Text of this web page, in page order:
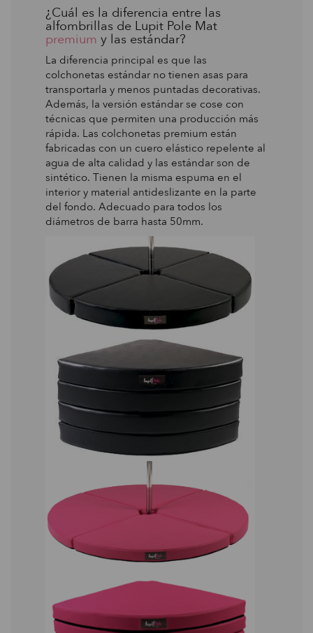
¿Cuál es la diferencia entre las
alfombrillas de Lupit Pole Mat
premium y las estándar?
La diferencia principal es que las
colchonetas estándar no tienen asas para
transportarla y menos puntadas decorativas.
Además, la versión estándar se cose con
técnicas que permiten una producción más
rápida. Las colchonetas premium están
fabricadas con un cuero elástico repelente al
agua de alta calidad y las estándar son de
sintético. Tienen la misma espuma en el
interior y material antideslizante en la parte
del fondo. Adecuado para todos los
diámetros de barra hasta 50mm.